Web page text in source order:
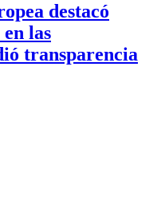
destacó
las
transparencia